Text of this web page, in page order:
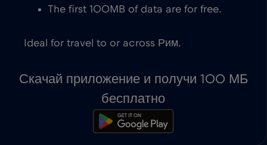
The first 100MB of data are for free.
Ideal for travel to or across Рим.
Скачай приложение и получи 100 МБ
бесплатно